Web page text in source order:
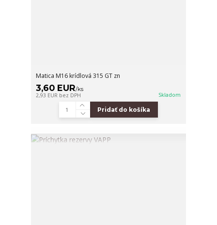
Matica M16 krídlová 315 GT zn
3,60 EUR/ks
2,93 EUR bez DPH Skladom
Pridať do košíka